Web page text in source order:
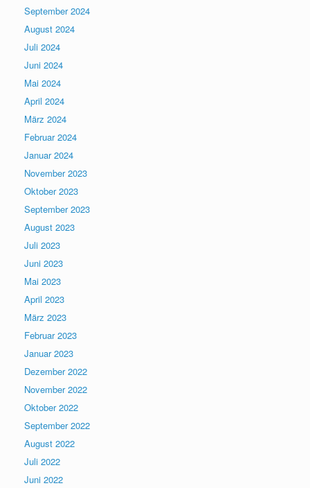
September 2024
August 2024
Juli 2024
Juni 2024
Mai 2024
April 2024
März 2024
Februar 2024
Januar 2024
November 2023
Oktober 2023
September 2023
August 2023
Juli 2023
Juni 2023
Mai 2023
April 2023
März 2023
Februar 2023
Januar 2023
Dezember 2022
November 2022
Oktober 2022
September 2022
August 2022
Juli 2022
Juni 2022